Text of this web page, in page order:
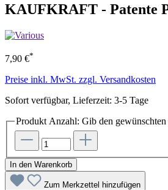
KAUFKRAFT - Patente
7,90 €*
Preise inkl. MwSt. zzgl. Versandkosten
Sofort verfügbar, Lieferzeit: 3-5 Tage
Produkt Anzahl: Gib den
In den Warenkorb
Zum Merkzettel hinzufügen